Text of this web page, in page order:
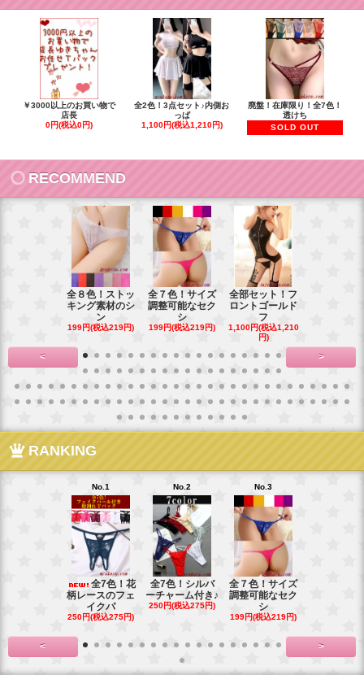
￥3000以上のお買い物で
店長
0円(税込0円)
全2色！3点セット♪内側お
っぱ
1,100円(税込1,210円)
廃盤！在庫限り！全7色！
透けち
SOLD OUT
RECOMMEND
全８色！ストッ
キング素材のシ
ン
199円(税込219円)
全７色！サイズ
調整可能なセク
シ
199円(税込219円)
全部セット！フ
ロントゴールド
フ
1,100円(税込1,210
円)
< >
RANKING
No.1
全7色！花
柄レースのフェ
イクパ
250円(税込275円)
No.2
全7色！シルバ
ーチャーム付き♪
250円(税込275円)
No.3
全７色！サイズ
調整可能なセク
シ
199円(税込219円)
< >